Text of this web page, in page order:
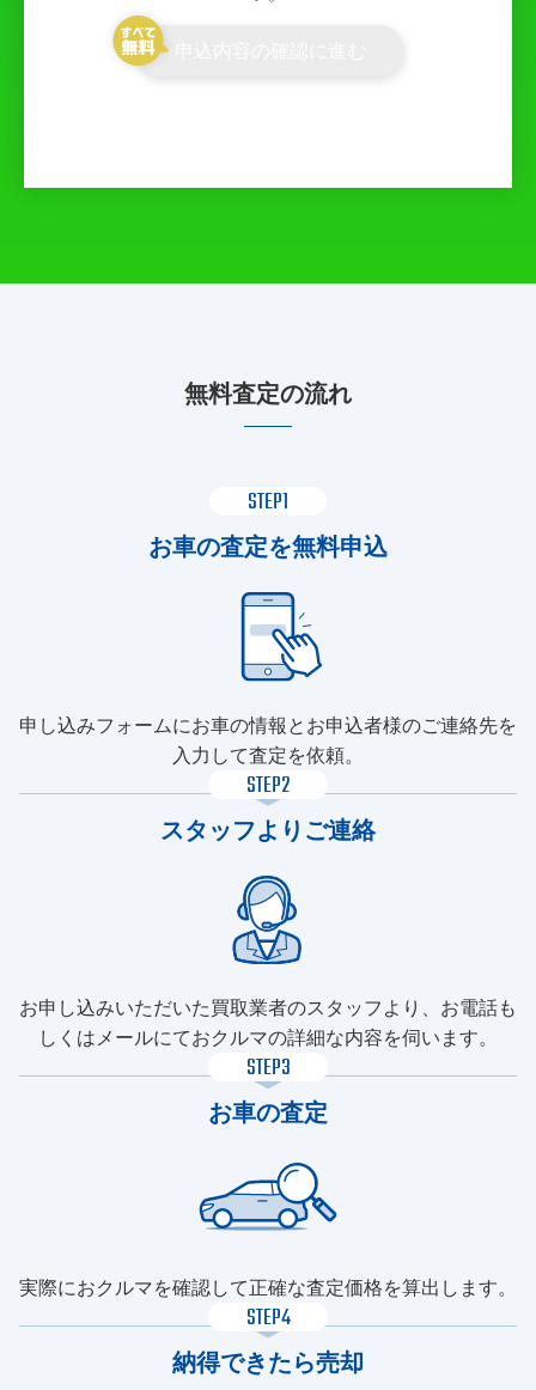
無料査定の流れ
STEP1
お車の査定を無料申込
申し込みフォームにお車の情報とお申込者様のご連絡先を
入力して査定を依頼。
STEP2
スタッフよりご連絡
お申し込みいただいた買取業者のスタッフより、お電話も
しくはメールにておクルマの詳細な内容を伺います。
STEP3
お車の査定
実際におクルマを確認して正確な査定価格を算出します。
STEP4
納得できたら売却